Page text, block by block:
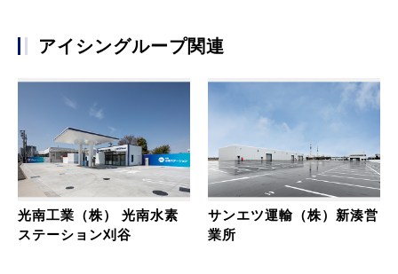
アイシングループ関連
光南工業（株） 光南水素
ステーション刈谷
サンエツ運輸（株）新湊営
業所